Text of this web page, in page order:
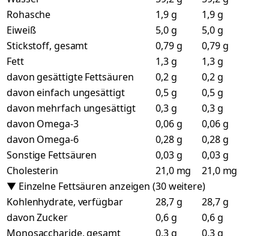
Rohasche
1,9 g
1,9 g
Eiweiß
5,0 g
5,0 g
Stickstoff, gesamt
0,79 g
0,79 g
Fett
1,3 g
1,3 g
davon gesättigte Fettsäuren
0,2 g
0,2 g
davon einfach ungesättigt
0,5 g
0,5 g
davon mehrfach ungesättigt
0,3 g
0,3 g
davon Omega-3
0,06 g
0,06 g
davon Omega-6
0,28 g
0,28 g
Sonstige Fettsäuren
0,03 g
0,03 g
Cholesterin
21,0 mg
21,0 mg
▼ Einzelne Fettsäuren anzeigen (30 weitere)
Kohlenhydrate, verfügbar
28,7 g
28,7 g
davon Zucker
0,6 g
0,6 g
Monosaccharide, gesamt
0,3 g
0,3 g